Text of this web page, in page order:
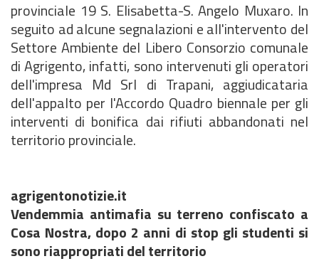
provinciale 19 S. Elisabetta-S. Angelo Muxaro. In
seguito ad alcune segnalazioni e all'intervento del
Settore Ambiente del Libero Consorzio comunale
di Agrigento, infatti, sono intervenuti gli operatori
dell'impresa Md Srl di Trapani, aggiudicataria
dell'appalto per l'Accordo Quadro biennale per gli
interventi di bonifica dai rifiuti abbandonati nel
territorio provinciale.
agrigentonotizie.it
Vendemmia antimafia su terreno confiscato a
Cosa Nostra, dopo 2 anni di stop gli studenti si
sono riappropriati del territorio